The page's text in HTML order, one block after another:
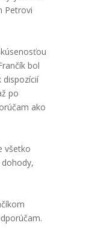
Petrovi
bol
dispozícií
po
ako
všetko